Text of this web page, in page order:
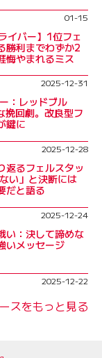
01-15
イバー】1位フェ
勝利までわずか2
悔やまれるミス
2025-12-31
：レッドブル
挽回劇。改良型フ
鍵に
2025-12-28
返るフェルスタッ
い」と決断には
だと語る
2025-12-24
い：決して諦めな
いメッセージ
2025-12-22
スをもっと見る